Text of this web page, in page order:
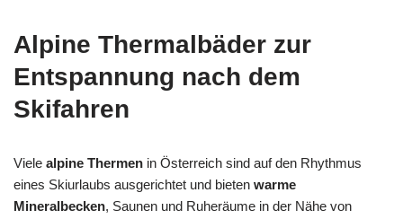
Alpine Thermalbäder zur
Entspannung nach dem
Skifahren
Viele alpine Thermen in Österreich sind auf den Rhythmus
eines Skiurlaubs ausgerichtet und bieten warme
Mineralbecken, Saunen und Ruheräume in der Nähe von